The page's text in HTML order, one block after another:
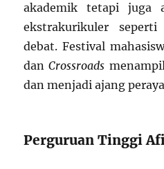
akademik tetapi juga
ekstrakurikuler
debat. Festival
danCrossroads
dan menjadi ajang
Perguruan Tinggi